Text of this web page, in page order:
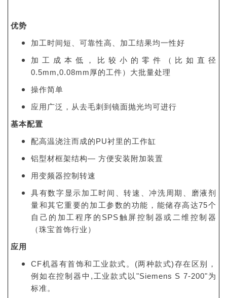
优势
加工时间短、可靠性高、加工结果均一性好
加工成本低，比较小的零件（比如直径
0.5mm,0.08mm厚的工件）大批量处理
操作简单
应用广泛，从去毛刺到镜面抛光均可进行
基本配置
配高温浇注而成的PU衬里的工作缸
铝型材框架结构— 方便安装附加装置
用变频器控制转速
具有数字显示加工时间、转速、冲洗周期、磨液剂
量和其它重要的加工参数的功能，能储存高达75个
自己的加工程序的SPS触屏控制器或二维控制器
（珠宝首饰行业）
应用
CF机器有首饰和工业款式。(两种款式)存在区别，
例如在控制器中,工业款式以"Siemens S 7-200"为
标准。